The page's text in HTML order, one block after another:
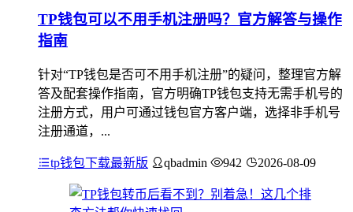
TP钱包可以不用手机注册吗？官方解答与操作
指南
针对“TP钱包是否可不用手机注册”的疑问，整理官方解
答及配套操作指南，官方明确TP钱包支持无需手机号的
注册方式，用户可通过钱包官方客户端，选择非手机号
注册通道，...
tp钱包下载最新版 qbadmin 942 2026-08-09